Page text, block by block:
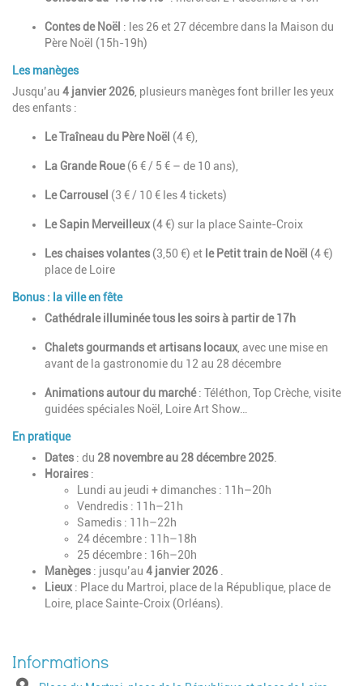
Contes de Noël : les 26 et 27 décembre dans la Maison du
Père Noël (15h-19h)
Les manèges
Jusqu’au 4 janvier 2026 , plusieurs manèges font briller les yeux
des enfants :
Le Traîneau du Père Noël (4 €),
La Grande Roue(6 € / 5 € – de 10 ans),
Le Carrousel (3 € / 10 € les 4 tickets)
Le Sapin Merveilleux (4 €) sur la place Sainte-Croix
Les chaises volantes (3,50 €) et le Petit train de Noël (4 €)
place de Loire
Bonus : la ville en fête
Cathédrale illuminée tous les soirs à partir de 17h
Chalets gourmands et artisans locaux , avec une mise en
avant de la gastronomie du 12 au 28 décembre
Animations autour du marché: Téléthon, Top Crèche, visite
guidées spéciales Noël, Loire Art Show…
En pratique
Dates : du 28 novembre au 28 décembre 2025
Horaires :
Lundi au jeudi + dimanches : 11h–20h
Vendredis : 11h–21h
Samedis : 11h–22h
24 décembre : 11h–18h
25 décembre : 16h–20h
Manèges : jusqu’au 4 janvier 2026
Lieux : Place du Martroi, place de la République, place de
Loire, place Sainte-Croix (Orléans).